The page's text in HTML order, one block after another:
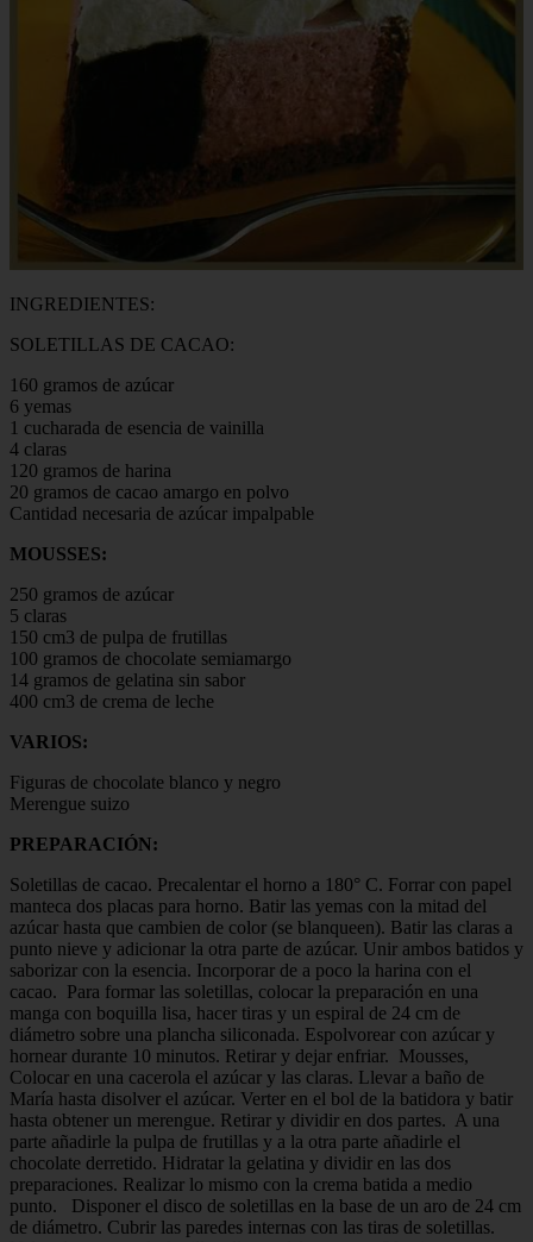
INGREDIENTES:
SOLETILLAS DE CACAO:
160 gramos de azúcar
6 yemas
1 cucharada de esencia de vainilla
4 claras
120 gramos de harina
20 gramos de cacao amargo en polvo
Cantidad necesaria de azúcar impalpable
MOUSSES:
250 gramos de azúcar
5 claras
150 cm3 de pulpa de frutillas
100 gramos de chocolate semiamargo
14 gramos de gelatina sin sabor
400 cm3 de crema de leche
VARIOS:
Figuras de chocolate blanco y negro
Merengue suizo
PREPARACIÓN:
Soletillas de cacao. Precalentar el horno a 180° C. Forrar con papel
manteca dos placas para horno. Batir las yemas con la mitad del
azúcar hasta que cambien de color (se blanqueen). Batir las claras a
punto nieve y adicionar la otra parte de azúcar. Unir ambos batidos y
saborizar con la esencia. Incorporar de a poco la harina con el
cacao. Para formar las soletillas, colocar la preparación en una
manga con boquilla lisa, hacer tiras y un espiral de 24 cm de
diámetro sobre una plancha siliconada. Espolvorear con azúcar y
hornear durante 10 minutos. Retirar y dejar enfriar. Mousses,
Colocar en una cacerola el azúcar y las claras. Llevar a baño de
María hasta disolver el azúcar. Verter en el bol de la batidora y batir
hasta obtener un merengue. Retirar y dividir en dos partes. A una
parte añadirle la pulpa de frutillas y a la otra parte añadirle el
chocolate derretido. Hidratar la gelatina y dividir en las dos
preparaciones. Realizar lo mismo con la crema batida a medio
punto. Disponer el disco de soletillas en la base de un aro de 24 cm
de diámetro. Cubrir las paredes internas con las tiras de soletillas.